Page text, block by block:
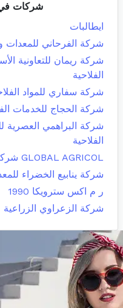
شركات
ايطالبات
شركة الفرحاني للمعدات
شركة ريمان للتعاونية
الفلاحية
شركة سفاري للمواد
شركة الحجاج للخدمات
شركة البراهمي العصرية
الفلاحية
GLOBAL AGRICOL شركة
شركة ينابيع الخضراء
ر م اكس سترويكا 1990
شركة الزعراوي الزراعية